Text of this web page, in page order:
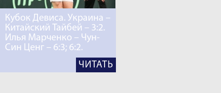
Кубок Девиса. Украина –
Китайский Тайбей – 3:2.
Илья Марченко – Чун-
Син Ценг – 6:3; 6:2.
ЧИТАТЬ